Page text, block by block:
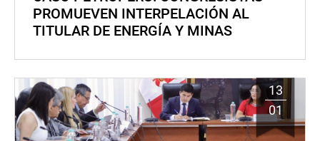
PROMUEVEN INTERPELACIÓN AL
TITULAR DE ENERGÍA Y MINAS
13
01